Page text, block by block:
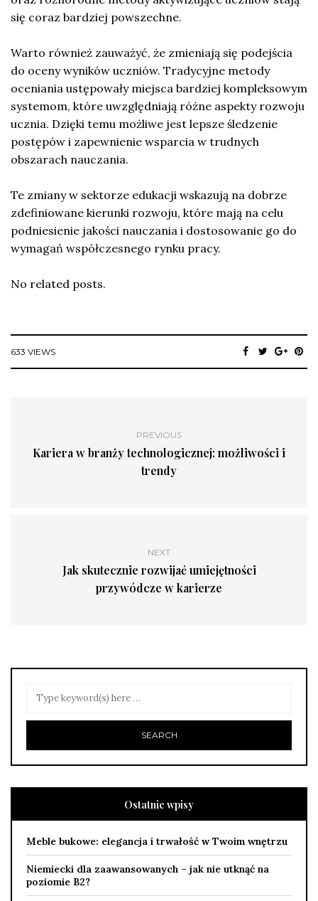
się coraz bardziej powszechne.
Warto również zauważyć, że zmieniają się podejścia
do oceny wyników uczniów. Tradycyjne metody
oceniania ustępowały miejsca bardziej kompleksowym
systemom, które uwzględniają różne aspekty rozwoju
ucznia. Dzięki temu możliwe jest lepsze śledzenie
postępów i zapewnienie wsparcia w trudnych
obszarach nauczania.
Te zmiany w sektorze edukacji wskazują na dobrze
zdefiniowane kierunki rozwoju, które mają na celu
podniesienie jakości nauczania i dostosowanie go do
wymagań współczesnego rynku pracy.
No related posts.
633 VIEWS
PREVIOUS
Kariera w branży technologicznej: możliwości i
trendy
NEXT
Jak skutecznie rozwijać umiejętności
przywódcze w karierze
Ostatnie wpisy
Meble bukowe: elegancja i trwałość w Twoim wnętrzu
Niemiecki dla zaawansowanych – jak nie utknąć na
poziomie B2?